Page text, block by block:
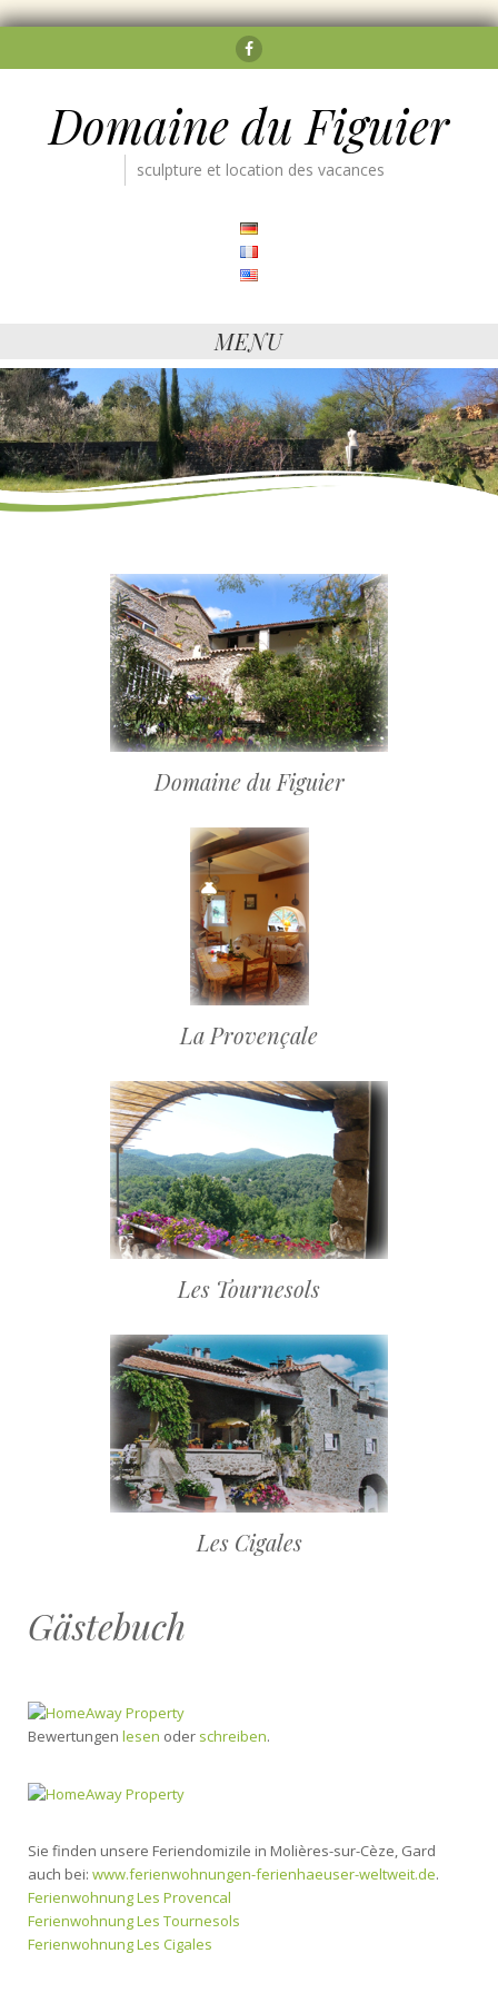
Facebook
Domaine du Figuier
sculpture et location des vacances
MENU
Domaine du Figuier
La Provençale
Les Tournesols
Les Cigales
Gästebuch
Bewertungen lesen oder schreiben.
Sie finden unsere Feriendomizile in Molières-sur-Cèze, Gard
auch bei: www.ferienwohnungen-ferienhaeuser-weltweit.de.
Ferienwohnung Les Provencal
Ferienwohnung Les Tournesols
Ferienwohnung Les Cigales